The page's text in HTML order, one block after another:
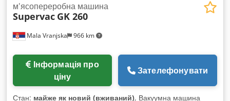
Mala Vranjska 966 km
м'ясопереробна машина
Supervac GK 260
ціну
Зателефонувати
Стан: майже як новий (вживаний), Вакуумна машина